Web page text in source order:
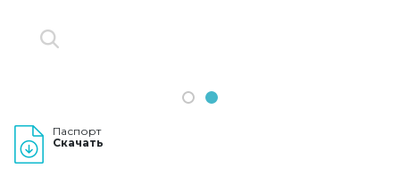
1 2
Паспорт
Скачать